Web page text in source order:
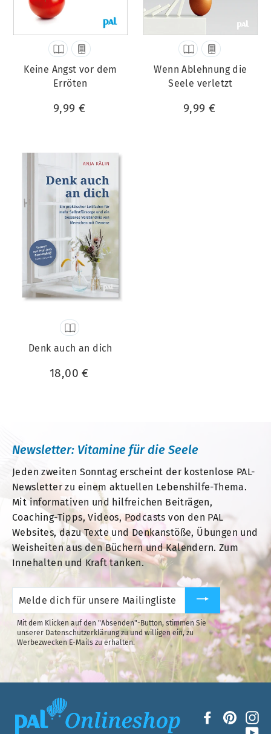
Keine Angst vor dem
Erröten
9,99 €
Wenn Ablehnung die
Seele verletzt
9,99 €
Denk auch an dich
18,00 €
Newsletter: Vitamine für die Seele
Jeden zweiten Sonntag erscheint der kostenlose PAL-
Newsletter zu einem aktuellen Lebenshilfe-Thema.
Mit informativen und hilfreichen Beiträgen,
Coaching-Tipps, Videos, Podcasts von den PAL
Websites, dazu Texte und Denkanstöße, Übungen und
Weisheiten aus den Büchern und Kalendern. Zum
Innehalten und Kraft tanken.
dich
unsere
Mailingliste
an.
Mit dem Klicken auf den "Absenden"-Button, stimmen Sie
unserer Datenschutzerklärung zu und willigen ein, zu
Werbezwecken E-Mails zu erhalten.
Facebook